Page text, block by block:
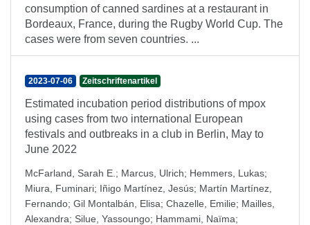
consumption of canned sardines at a restaurant in
Bordeaux, France, during the Rugby World Cup. The
cases were from seven countries. ...
2023-07-06 Zeitschriftenartikel
Estimated incubation period distributions of mpox
using cases from two international European
festivals and outbreaks in a club in Berlin, May to
June 2022
McFarland, Sarah E. ; Marcus, Ulrich; Hemmers, Lukas;
Miura, Fuminari; Iñigo Martínez, Jesús; Martín Martínez,
Fernando; Gil Montalbán, Elisa; Chazelle, Emilie; Mailles,
Alexandra; Silue, Yassoungo; Hammami, Naïma;